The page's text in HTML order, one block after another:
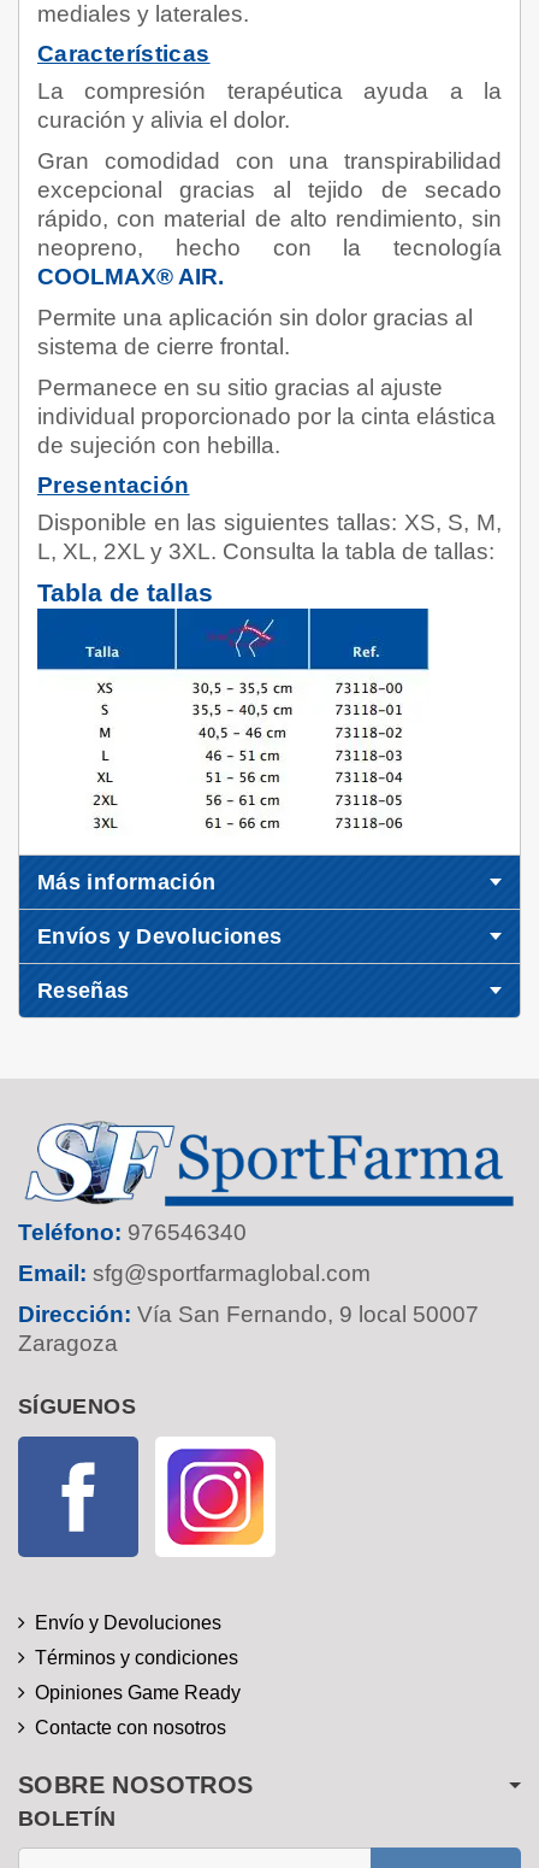
mediales y laterales.
Características
La compresión terapéutica ayuda a la
curación y alivia el dolor.
Gran comodidad con una transpirabilidad
excepcional gracias al tejido de secado
rápido, con material de alto rendimiento, sin
neopreno, hecho con la tecnología
COOLMAX® AIR.
Permite una aplicación sin dolor gracias al
sistema de cierre frontal.
Permanece en su sitio gracias al ajuste
individual proporcionado por la cinta elástica
de sujeción con hebilla.
Presentación
Disponible en las siguientes tallas: XS, S, M,
L, XL, 2XL y 3XL. Consulta la tabla de tallas:
Tabla de tallas
Más información
Envíos y Devoluciones
Reseñas
Teléfono: 976546340
Email: sfg@sportfarmaglobal.com
Dirección: Vía San Fernando, 9 local 50007
Zaragoza
SÍGUENOS
Facebook
Envío y Devoluciones
Términos y condiciones
Opiniones Game Ready
Contacte con nosotros
SOBRE NOSOTROS
BOLETÍN